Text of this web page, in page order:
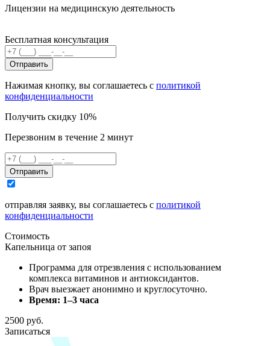
Лицензии на медицинскую деятельность
Бесплатная консультация
Отправить
Нажимая кнопку, вы соглашаетесь с политикой
конфиденциальности
Получить скидку 10%
Перезвоним в течение 2 минут
Отправить
отправляя заявку, вы соглашаетесь с политикой
конфиденциальности
Стоимость
Капельница от запоя
Программа для отрезвления с использованием
комплекса витаминов и антиоксидантов.
Врач выезжает анонимно и круглосуточно.
Время: 1–3 часа
2500 руб.
Записаться